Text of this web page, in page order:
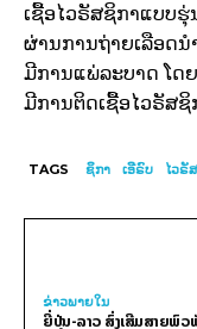
ເຊື້ອໄວຣັສຊິກາແບບ
ຜ່ານການຖ່າຍເລືອດ
ມີການແພ່ລະບາດ ໂດ
ມີການຕິດເຊື້ອໄວຣັສຊິ
TAGS ຊິກາ ເອີຣົບ ໄວຣັສ
ຂ່າວພາຍ​ໃນ
ຍີ່ປຸ່ນ-ລາວ ສົ່ງເສີມສາຍພົວ